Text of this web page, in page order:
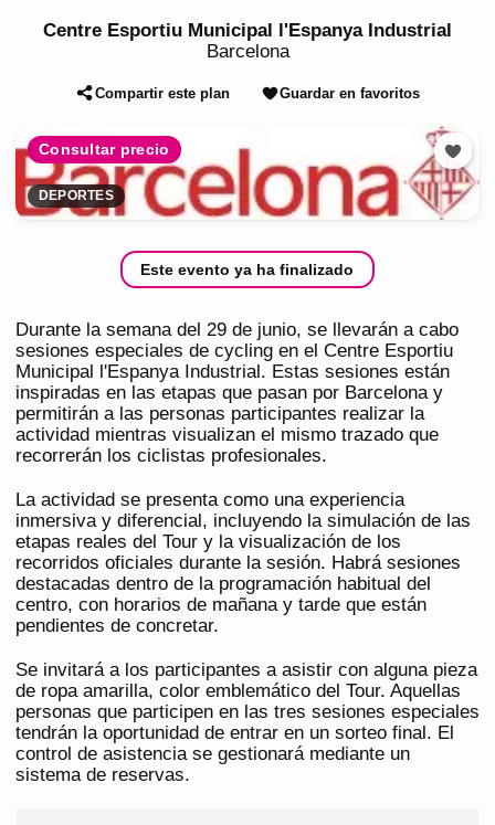
Centre Esportiu Municipal l'Espanya Industrial
Barcelona
Compartir este plan Guardar en favoritos
Consultar precio
DEPORTES
Este evento ya ha finalizado
Durante la semana del 29 de junio, se llevarán a cabo
sesiones especiales de cycling en el Centre Esportiu
Municipal l'Espanya Industrial. Estas sesiones están
inspiradas en las etapas que pasan por Barcelona y
permitirán a las personas participantes realizar la
actividad mientras visualizan el mismo trazado que
recorrerán los ciclistas profesionales.
La actividad se presenta como una experiencia
inmersiva y diferencial, incluyendo la simulación de las
etapas reales del Tour y la visualización de los
recorridos oficiales durante la sesión. Habrá sesiones
destacadas dentro de la programación habitual del
centro, con horarios de mañana y tarde que están
pendientes de concretar.
Se invitará a los participantes a asistir con alguna pieza
de ropa amarilla, color emblemático del Tour. Aquellas
personas que participen en las tres sesiones especiales
tendrán la oportunidad de entrar en un sorteo final. El
control de asistencia se gestionará mediante un
sistema de reservas.